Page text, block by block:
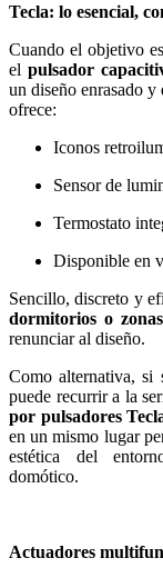
Tecla: lo esencial,
Cuando el objetivo
el pulsador
un diseño enrasado
ofrece:
Iconos
Sensor de
Termostato
Disponible en
Sencillo, discreto y
dormitorios o
renunciar al diseño.
Como alternativa, si
puede recurrir a la
por pulsadores
en un mismo lugar
estética del
domótico.
Actuadores